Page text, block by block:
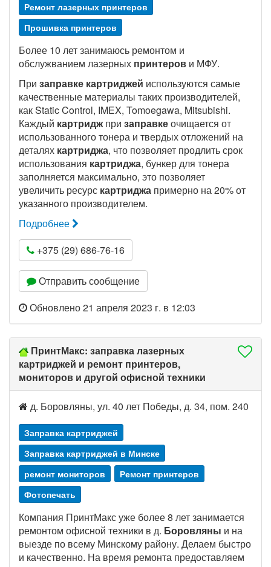
Ремонт лазерных принтеров
Прошивка принтеров
Более 10 лет занимаюсь ремонтом и
обслужванием лазерных принтеров и МФУ.
При заправке картриджей используются самые
качественные материалы таких производителей,
как Static Control, IMEX, Tomoegawa, Mitsubishi.
Каждый картриджпри заправкеочищается от
использованного тонера и твердых отложений на
деталях картриджа, что позволяет продлить срок
использования картриджа, бункер для тонера
заполняется максимально, это позволяет
увеличить ресурс картриджа примерно на 20% от
указанного производителем.
Подробнее
+375 (29) 686-76-16
Отправить сообщение
Обновлено 21 апреля 2023 г. в 12:03
ПринтМакс: заправка лазерных
картриджей и ремонт принтеров,
мониторов и другой офисной техники
д. Боровляны, ул. 40 лет Победы, д. 34, пом. 240
Заправка картриджей
Заправка картриджей в Минске
ремонт мониторов
Ремонт принтеров
Фотопечать
Компания ПринтМакс уже более 8 лет занимается
ремонтом офисной техники в д. Боровляны и на
выезде по всему Минскому району. Делаем быстро
и качественно. На время ремонта предоставляем